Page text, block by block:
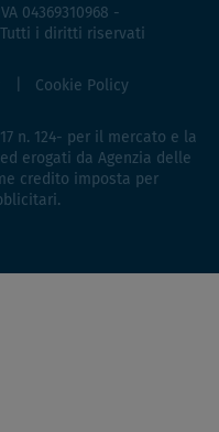
04369310968 -
i diritti riservati
Cookie Policy
n. 124- per il mercato e la
erogati da Agenzia delle
credito imposta per